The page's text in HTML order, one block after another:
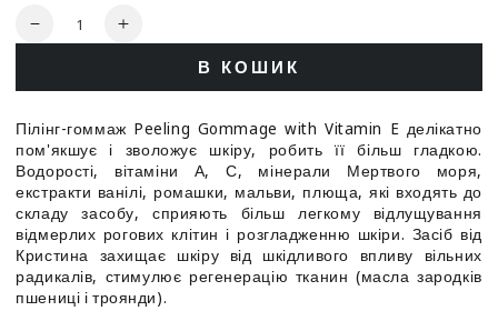
Кількість
Зменшити
Peeling
Gommage
with
Vitamin
E
-
Пілінг-
гомаж
з
Збільшити
Peeling
Gommage
with
Vitamin
E
-
Пілінг-
гомаж
з
В КОШИК
Пілінг-гоммаж Peeling Gommage with Vitamin E делікатно
пом'якшує і зволожує шкіру, робить її більш гладкою.
Водорості, вітаміни А, С, мінерали Мертвого моря,
екстракти ванілі, ромашки, мальви, плюща, які входять до
складу засобу, сприяють більш легкому відлущування
відмерлих рогових клітин і розгладженню шкіри. Засіб від
Кристина захищає шкіру від шкідливого впливу вільних
радикалів, стимулює регенерацію тканин (масла зародків
пшениці і троянди).